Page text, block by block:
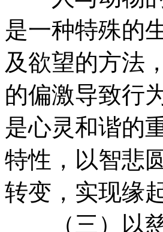
是一种特殊的
及欲望的方法
的偏激导致行
是心灵和谐的
特性，以智悲
转变，实现缘
（三）以慈